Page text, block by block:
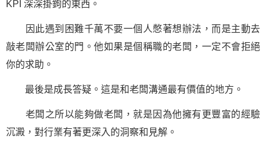
KPI 深深掛鉤的東西。
因此遇到困難千萬不要一個人憋著想辦法，而是主動去
敲老闆辦公室的門。他如果是個稱職的老闆，一定不會拒絕
你的求助。
最後是成長答疑。這是和老闆溝通最有價值的地方。
老闆之所以能夠做老闆，就是因為他擁有更豐富的經驗
沉澱，對行業有著更深入的洞察和見解。